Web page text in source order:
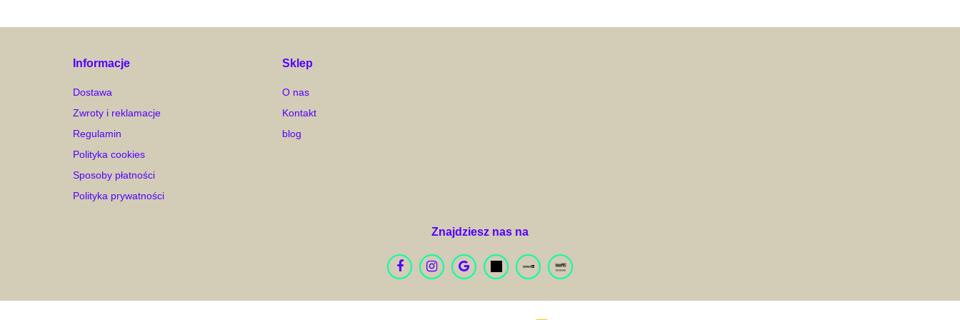
Artifact
Informacje
Dostawa
Zwroty i reklamacje
Regulamin
Polityka cookies
Sposoby płatności
Polityka prywatności
Sklep
O nas
Kontakt
blog
Znajdziesz nas na